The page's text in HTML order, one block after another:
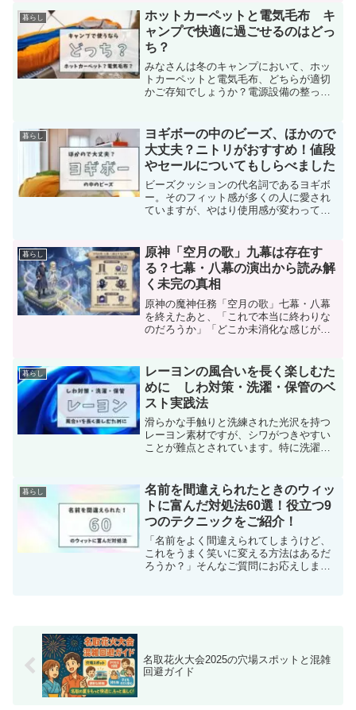
ゆうパケットプラスの専用箱を格安で入
手する確実な方法は残念なが...
暮らし
ホットカーペットと電気毛布 キ
ャンプで快適に過ごせるのはどっ
ち？
みなさんは冬のキャンプにおいて、ホッ
トカーペットと電気毛布、どちらが適切
かご存知でしょうか？電源設備の整った
です。一方で、予算や持ち運びの手軽さ
を重視するなら、電気毛布...
暮らし
ヨギボーの中のビーズ、ほかので
大丈夫？ニトリがおすすめ！値段
やセールについてもしらべました
ビーズクッションの代名詞であるヨギボ
ー。そのフィット感が多くの人に愛され
ていますが、やはり使用感が変わってく
代用できるという点。ビーズクッション
特有の心地よいサポート力...
暮らし
原神「空月の歌」九幕は存在す
る？七幕・八幕の演出から読み解
く未完の真相
原神の魔神任務「空月の歌」七幕・八幕
を終えたあと、「これで本当に終わりな
のだろうか」「どこか未消化な感じが残
見える一方で、伏線やキャラクターの扱
い、演出の意味など、気に...
暮らし
レーヨンの風合いを長く楽しむた
めに しわ対策・洗濯・保管のベ
スト実践法
滑らかな手触りと洗練された光沢を持つ
レーヨン素材ですが、シワがつきやすい
ことが難点とされています。特に洗濯後
の対策として、シワが付きにくい加工が
された生地や、ポリエステ...
暮らし
名前を間違えられたときのウィッ
トに富んだ対処法60選！役立つ9
つのテクニックをご紹介！
「名前をよく間違えられてしまうけど、
これをうまく笑いに変える方法はあるだ
ろうか？」そんなご質問にお応えしま
名取花火大会2025の穴場スポットと混雑
回避ガイド